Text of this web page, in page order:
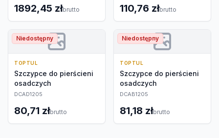
1892,45 złbrutto 110,76 złbrutto
Niedostępny
TOPTUL
Szczypce do pierścieni
osadczych
DCAD1205
80,71 złbrutto
Niedostępny
TOPTUL
Szczypce do pierścieni
osadczych
DCAB1205
81,18 złbrutto